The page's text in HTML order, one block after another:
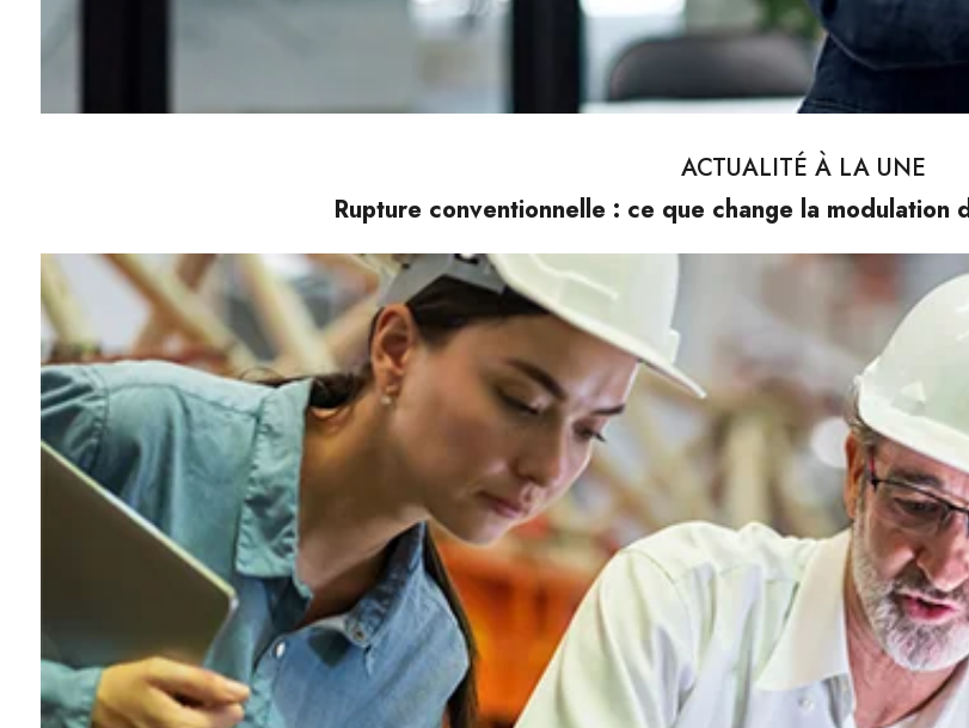
ACTUALITÉ À LA UNE
Rupture conventionnelle : ce que change la modulation